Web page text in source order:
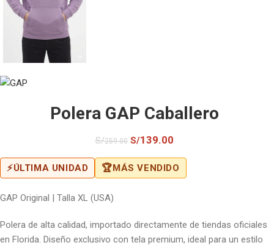
Polera GAP Caballero
S/259.00 S/139.00
⚡ÚLTIMA UNIDAD 🏆MÁS VENDIDO
GAP Original | Talla XL (USA)
Polera de alta calidad, importado directamente de tiendas oficiales
en Florida. Diseño exclusivo con tela premium, ideal para un estilo